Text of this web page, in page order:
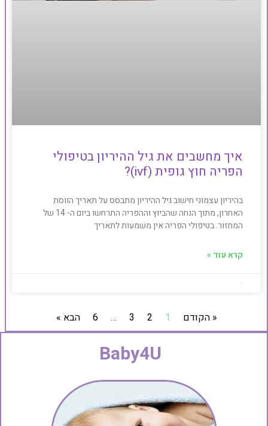
איך מחשבים את גיל ההיריון בטיפולי
הפריה חוץ גופית (ivf)?
בהיריון עצמוני חישוב גיל ההיריון מתבסס על תאריך הווסת
האחרון, מתוך הנחה שהביוץ וההפריה התרחשו ביום ה- 14 של
המחזור. בטיפולי הפריה אין משמעות לתאריך
קרא עוד »
« הקודם 1
2
3
…
6 הבא »
Baby4U